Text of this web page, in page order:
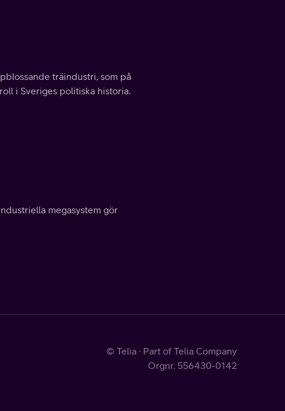
träindustri, som på
i Sveriges politiska historia.
megasystem gör
© Telia · Part of Telia Company
Orgnr. 556430-0142